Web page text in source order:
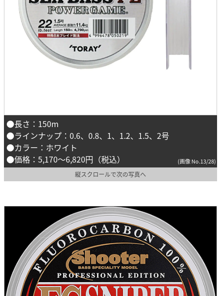
●長さ：150m
●ラインナップ：0.6、0.8、1、1.2、1.5、2号
●カラー：ホワイト
●価格：5,170〜6,820円（税込）
(画像 No.13/28)
縦スクロールで次の写真へ